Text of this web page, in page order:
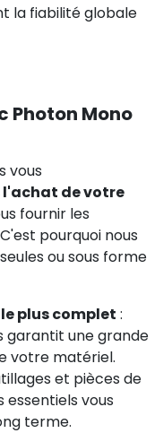
la fiabilité globale
Photon Mono
vous
de votre
fournir les
pourquoi nous
ou sous forme
plus complet :
garantit une grande
votre matériel.
et pièces de
vous
terme.